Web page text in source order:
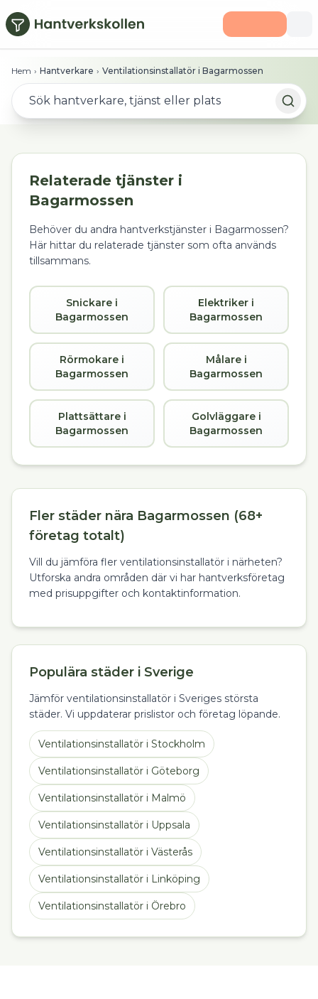
Hoppa till huvudinnehåll
Hem › Hantverkare › Ventilationsinstallatör i Bagarmossen
Relaterade tjänster i
Bagarmossen
Behöver du andra hantverkstjänster i Bagarmossen?
Här hittar du relaterade tjänster som ofta används
tillsammans.
Snickare i
Bagarmossen
Elektriker i
Bagarmossen
Rörmokare i
Bagarmossen
Målare i
Bagarmossen
Plattsättare i
Bagarmossen
Golvläggare i
Bagarmossen
Fler städer nära Bagarmossen (68+
företag totalt)
Vill du jämföra fler ventilationsinstallatör i närheten?
Utforska andra områden där vi har hantverksföretag
med prisuppgifter och kontaktinformation.
Populära städer i Sverige
Jämför ventilationsinstallatör i Sveriges största
städer. Vi uppdaterar prislistor och företag löpande.
Ventilationsinstallatör i Stockholm
Ventilationsinstallatör i Göteborg
Ventilationsinstallatör i Malmö
Ventilationsinstallatör i Uppsala
Ventilationsinstallatör i Västerås
Ventilationsinstallatör i Linköping
Ventilationsinstallatör i Örebro